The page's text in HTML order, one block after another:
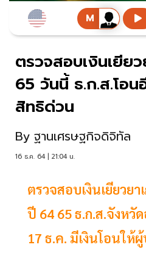
ตรวจสอบเงินเยีย
65 วันนี้ ธ.ก.ส.โอน
สิทธิด่วน
By ฐานเศรษฐกิจดิจิทัล
16 ธ.ค. 64 | 21:04 น.
ตรวจสอบเงินเยียวย
ปี 64 65 ธ.ก.ส.จังหวั
17 ธ.ค. มีเงินโอนให้